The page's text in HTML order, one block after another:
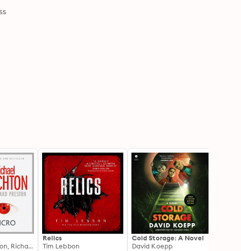
Michael Crichton, Richard Preston
Relics
Tim Lebbon
Cold Storage: A Novel
David Koepp